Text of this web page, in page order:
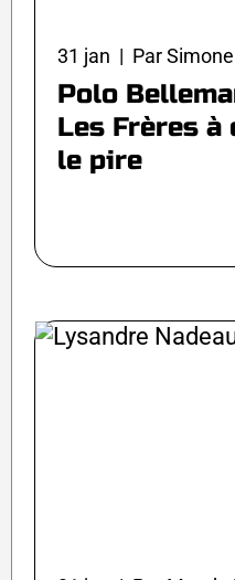
31 jan | Par
Polo
Les Frères à
le pire